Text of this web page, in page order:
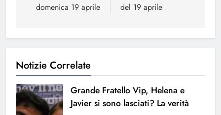
domenica 19 aprile
del 19 aprile
Notizie Correlate
Grande Fratello Vip, Helena e
Javier si sono lasciati? La verità